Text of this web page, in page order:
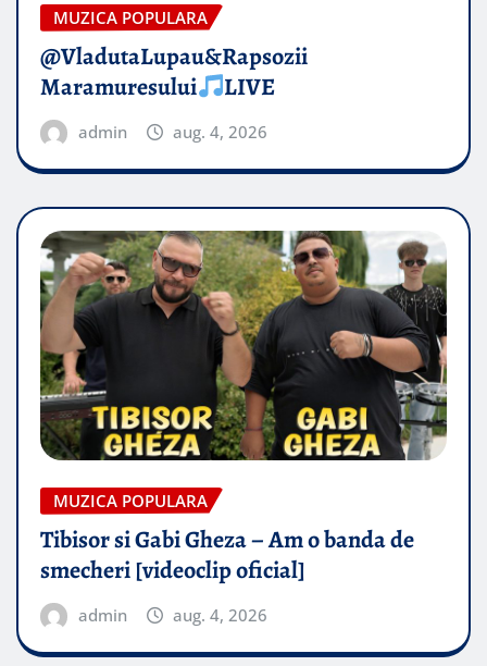
MUZICA POPULARA
@VladutaLupau&Rapsozii
Maramuresului
LIVE
admin aug. 4, 2026
MUZICA POPULARA
Tibisor si Gabi Gheza – Am o banda de
smecheri [videoclip oficial]
admin aug. 4, 2026